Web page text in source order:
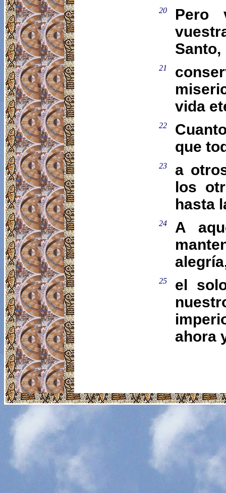
20
Pero
Santo,
21
vida
22
que
23
a
los
hasta
24
A
25
el
ahora